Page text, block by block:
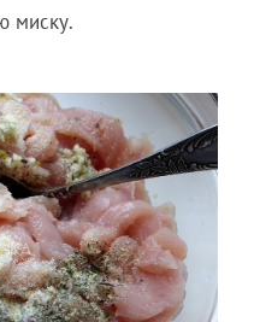
миску.